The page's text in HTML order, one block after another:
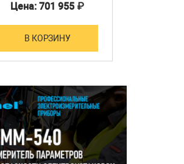
Цена: 701 955 ₽
В КОРЗИНУ